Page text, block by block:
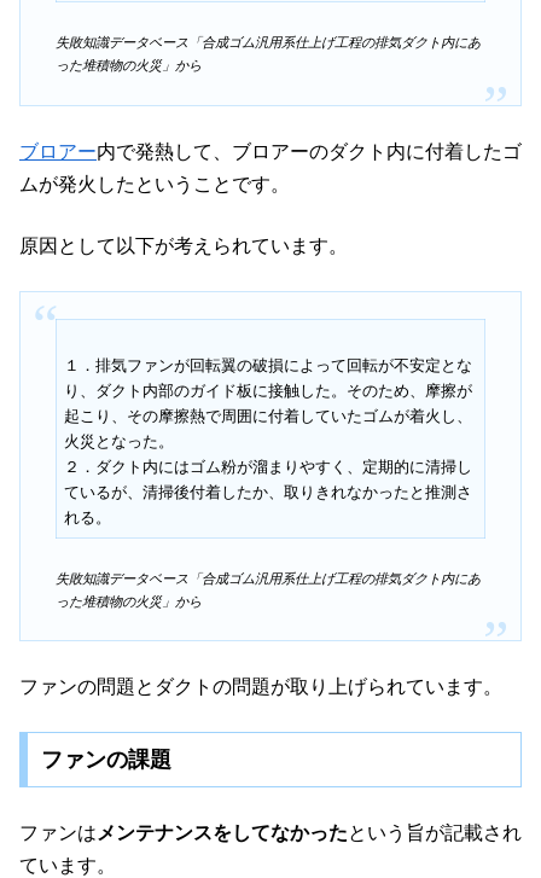
失敗知識データベース「合成ゴム汎用系仕上げ工程の排気ダクト内にあ
った堆積物の火災」から
ブロアー内で発熱して、ブロアーのダクト内に付着したゴ
ムが発火したということです。
原因として以下が考えられています。
１．排気ファンが回転翼の破損によって回転が不安定とな
り、ダクト内部のガイド板に接触した。そのため、摩擦が
起こり、その摩擦熱で周囲に付着していたゴムが着火し、
火災となった。
２．ダクト内にはゴム粉が溜まりやすく、定期的に清掃し
ているが、清掃後付着したか、取りきれなかったと推測さ
れる。
失敗知識データベース「合成ゴム汎用系仕上げ工程の排気ダクト内にあ
った堆積物の火災」から
ファンの問題とダクトの問題が取り上げられています。
ファンの課題
ファンは メンテナンスをしてなかったという旨が記載され
ています。